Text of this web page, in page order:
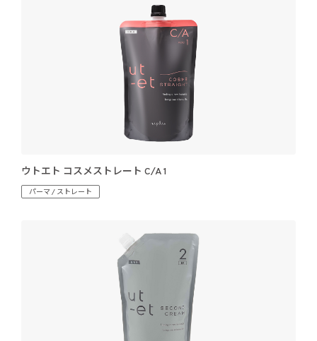
ウトエト コスメストレート C/A 1
パーマ / ストレート